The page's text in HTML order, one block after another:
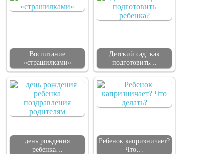
Воспитание
«страшилками»
Детский сад: как
подготовить…
день рождения
ребенка…
Ребенок капризничает?
Что…